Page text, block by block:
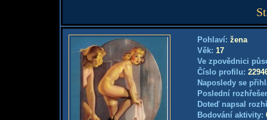
Pohlaví: žena
Věk: 17
Ve zpovědnici
Číslo profilu:
Naposledy se
Poslední
Doteď napsal
Bodování aktivity: